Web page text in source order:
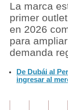
Política
Finanzas
Inmobiliarias
La marca
primer
en 2026
para
demanda
De Dubái al
ingresar al